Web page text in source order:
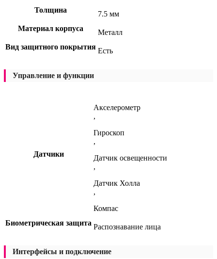
Толщина
7.5 мм
Материал корпуса
Металл
Вид защитного покрытия Есть
Управление и функции
Датчики
Акселерометр
,
Гироскоп
,
Датчик освещенности
,
Датчик Холла
,
Компас
Биометрическая защита Распознавание лица
Интерфейсы и подключение